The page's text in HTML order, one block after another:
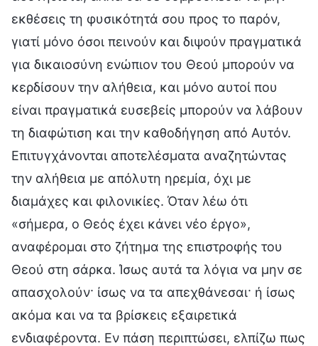
εκθέσεις τη φυσικότητά σου προς το παρόν,
γιατί μόνο όσοι πεινούν και διψούν πραγματικά
για δικαιοσύνη ενώπιον του Θεού μπορούν να
κερδίσουν την αλήθεια, και μόνο αυτοί που
είναι πραγματικά ευσεβείς μπορούν να λάβουν
τη διαφώτιση και την καθοδήγηση από Αυτόν.
Επιτυγχάνονται αποτελέσματα αναζητώντας
την αλήθεια με απόλυτη ηρεμία, όχι με
διαμάχες και φιλονικίες. Όταν λέω ότι
«σήμερα, ο Θεός έχει κάνει νέο έργο»,
αναφέρομαι στο ζήτημα της επιστροφής του
Θεού στη σάρκα. Ίσως αυτά τα λόγια να μην σε
απασχολούν· ίσως να τα απεχθάνεσαι· ή ίσως
ακόμα και να τα βρίσκεις εξαιρετικά
ενδιαφέροντα. Εν πάση περιπτώσει, ελπίζω πως